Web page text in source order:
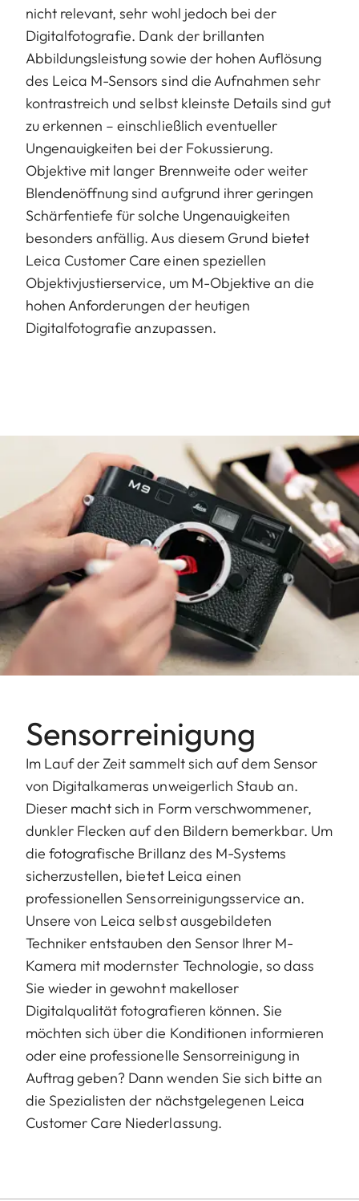
nicht relevant, sehr wohl jedoch bei der
Digitalfotografie. Dank der brillanten
Abbildungsleistung sowie der hohen Auflösung
des Leica M-Sensors sind die Aufnahmen sehr
kontrastreich und selbst kleinste Details sind gut
zu erkennen – einschließlich eventueller
Ungenauigkeiten bei der Fokussierung.
Objektive mit langer Brennweite oder weiter
Blendenöffnung sind aufgrund ihrer geringen
Schärfentiefe für solche Ungenauigkeiten
besonders anfällig. Aus diesem Grund bietet
Leica Customer Care einen speziellen
Objektivjustierservice, um M-Objektive an die
hohen Anforderungen der heutigen
Digitalfotografie anzupassen.
Sensorreinigung
Im Lauf der Zeit sammelt sich auf dem Sensor
von Digitalkameras unweigerlich Staub an.
Dieser macht sich in Form verschwommener,
dunkler Flecken auf den Bildern bemerkbar. Um
die fotografische Brillanz des M-Systems
sicherzustellen, bietet Leica einen
professionellen Sensorreinigungsservice an.
Unsere von Leica selbst ausgebildeten
Techniker entstauben den Sensor Ihrer M-
Kamera mit modernster Technologie, so dass
Sie wieder in gewohnt makelloser
Digitalqualität fotografieren können. Sie
möchten sich über die Konditionen informieren
oder eine professionelle Sensorreinigung in
Auftrag geben? Dann wenden Sie sich bitte an
die Spezialisten der nächstgelegenen Leica
Customer Care Niederlassung.